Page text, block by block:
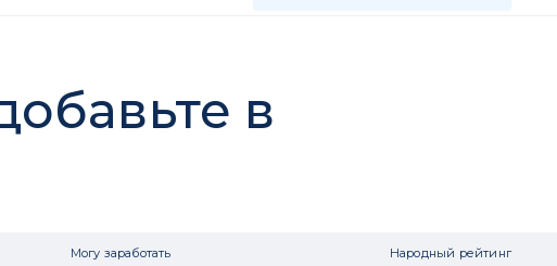
в
Могу заработать Народный рейтинг